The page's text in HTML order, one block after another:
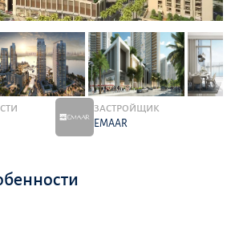
ЗАСТРОЙЩИК
EMAAR